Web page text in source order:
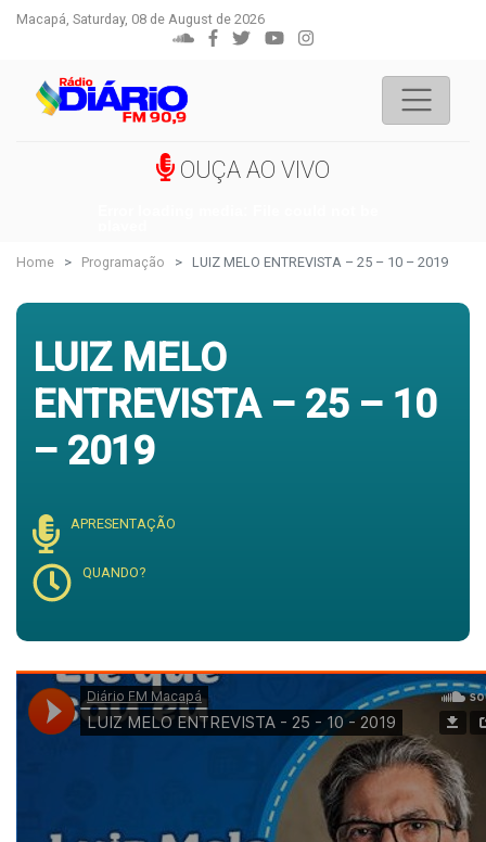
Macapá, Saturday, 08 de August de 2026
OUÇA AO VIVO
Home Programação LUIZ MELO ENTREVISTA – 25 – 10 – 2019
LUIZ MELO
ENTREVISTA – 25 – 10
– 2019
APRESENTAÇÃO
QUANDO?